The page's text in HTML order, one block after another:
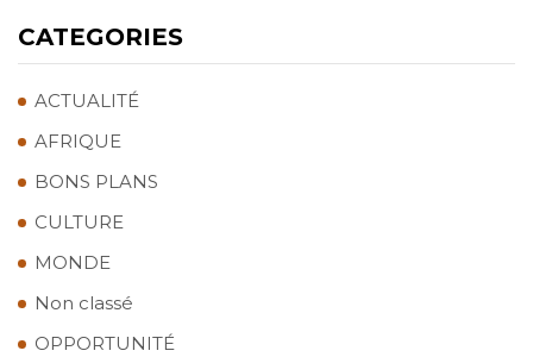
CATEGORIES
ACTUALITÉ
AFRIQUE
BONS PLANS
CULTURE
MONDE
Non classé
OPPORTUNITÉ